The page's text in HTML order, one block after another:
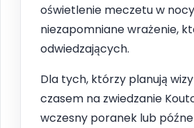
oświetlenie meczetu w
niezapomniane wrażenie,
odwiedzających.
Dla tych, którzy planują
czasem na zwiedzanie
wczesny poranek lub późne